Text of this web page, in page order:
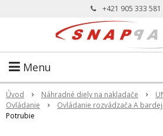
+421 905 333 581
Menu
Úvod Náhradné diely na nakladače
Ovládanie
Ovládanie rozvádzača A
Potrubie